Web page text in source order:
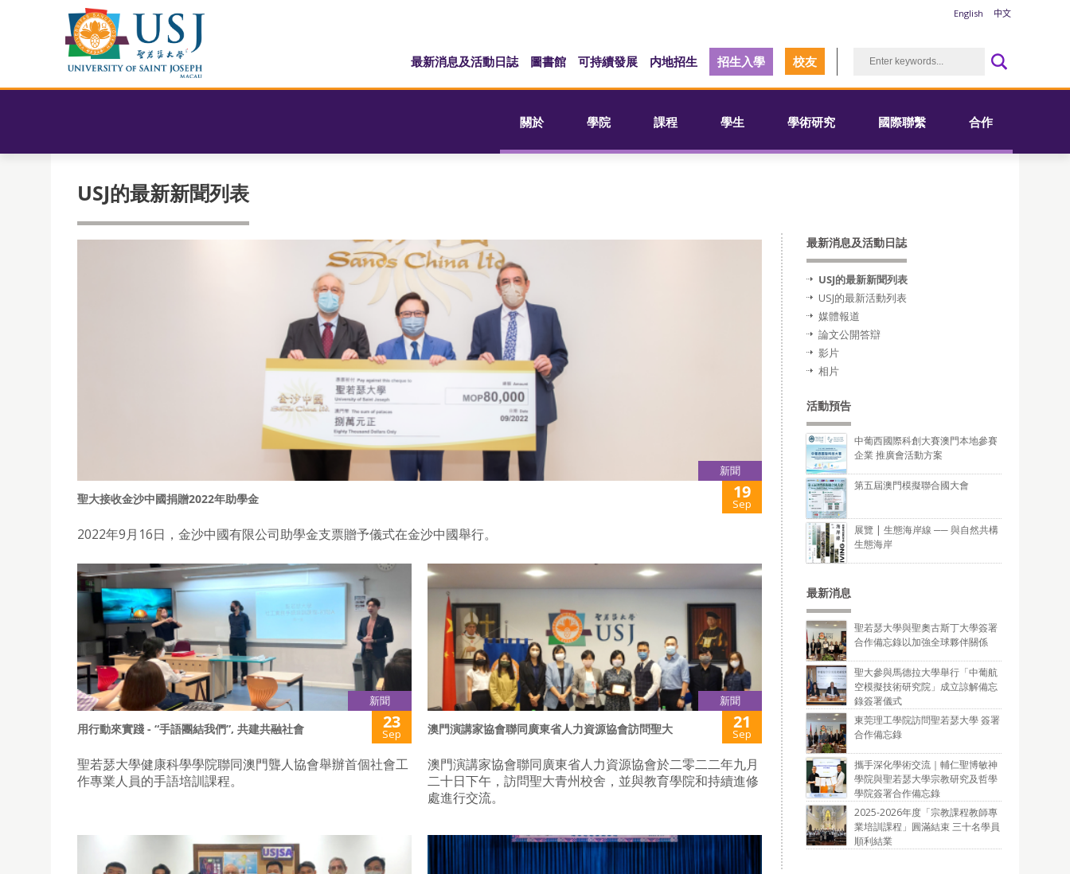
English 中文
最新消息及活動日誌 圖書館 可持續發展 内地招生 招生入學 校友
關於 學院 課程 學生 學術研究 國際聯繫 合作
USJ的最新新聞列表
新聞
聖大接收金沙中國捐贈2022年助學金 19
Sep
2022年9月16日，金沙中國有限公司助學金支票贈予儀式在金沙中國舉行。
新聞
用行動來實踐 - “手語團結我們”, 共建共融社會 23
Sep
聖若瑟大學健康科學學院聯同澳門聾人協會舉辦首個社會工
作專業人員的手語培訓課程。
新聞
澳門演講家協會聯同廣東省人力資源協會訪問聖大 21
Sep
澳門演講家協會聯同廣東省人力資源協會於二零二二年九月
二十日下午，訪問聖大青州校舍，並與教育學院和持續進修
處進行交流。
最新消息及活動日誌
USJ的最新新聞列表
USJ的最新活動列表
媒體報道
論文公開答辯
影片
相片
活動預告
中葡西國際科創大賽澳門本地參賽
企業 推廣會活動方案
第五屆澳門模擬聯合國大會
展覽 | 生態海岸線 ── 與自然共構
生態海岸
最新消息
聖若瑟大學與聖奧古斯丁大學簽署
合作備忘錄以加強全球夥伴關係
聖大參與馬德拉大學舉行「中葡航
空模擬技術研究院」成立諒解備忘
錄簽署儀式
東莞理工學院訪問聖若瑟大學 簽署
合作備忘錄
攜手深化學術交流｜輔仁聖博敏神
學院與聖若瑟大學宗教研究及哲學
學院簽署合作備忘錄
2025-2026年度「宗教課程教師專
業培訓課程」圓滿結束 三十名學員
順利結業